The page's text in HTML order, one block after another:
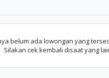
belum ada lowongan yang
Silakan cek kembali disaat yang